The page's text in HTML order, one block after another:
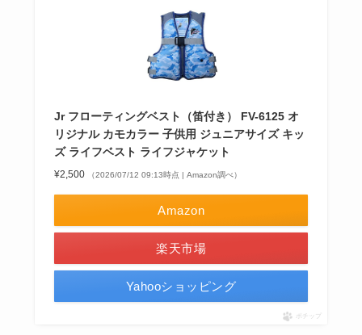
Jr フローティングベスト（笛付き） FV-6125 オ
リジナル カモカラー 子供用 ジュニアサイズ キッ
ズ ライフベスト ライフジャケット
¥2,500 （2026/07/12 09:13時点 | Amazon調べ）
Amazon
楽天市場
Yahooショッピング
ポチップ